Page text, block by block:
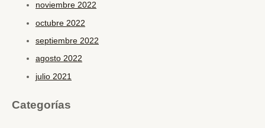
noviembre 2022
octubre 2022
septiembre 2022
agosto 2022
julio 2021
Categorías